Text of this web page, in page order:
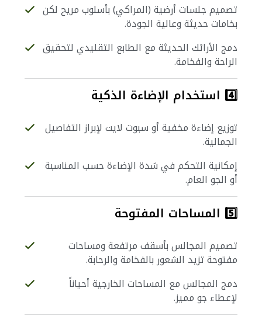
تصميم جلسات أرضية (المراكي) بأسلوب مريح لكن
بخامات حديثة وعالية الجودة.
دمج الأرائك الحديثة مع الطابع التقليدي لتحقيق
الراحة والفخامة.
4️⃣ استخدام الإضاءة الذكية
توزيع إضاءة مخفية أو سبوت لايت لإبراز التفاصيل
الجمالية.
إمكانية التحكم في شدة الإضاءة حسب المناسبة
أو الجو العام.
5️⃣ المساحات المفتوحة
تصميم المجالس بأسقف مرتفعة ومساحات
مفتوحة تزيد الشعور بالفخامة والرحابة.
دمج المجالس مع المساحات الخارجية أحياناً
لإعطاء جو مميز.